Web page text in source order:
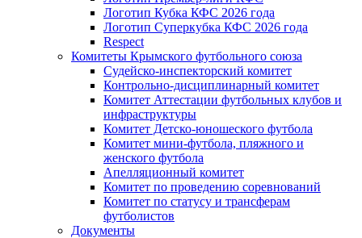
Логотип Кубка КФС 2026 года
Логотип Суперкубка КФС 2026 года
Respect
Комитеты Крымского футбольного союза
Судейско-инспекторский комитет
Контрольно-дисциплинарный комитет
Комитет Аттестации футбольных клубов и
инфраструктуры
Комитет Детско-юношеского футбола
Комитет мини-футбола, пляжного и
женского футбола
Апелляционный комитет
Комитет по проведению соревнований
Комитет по статусу и трансферам
футболистов
Документы